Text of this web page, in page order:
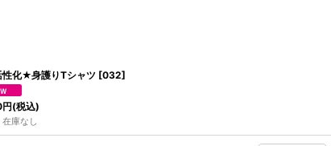
性化★身護りTシャツ [032]
円(税込)
庫なし